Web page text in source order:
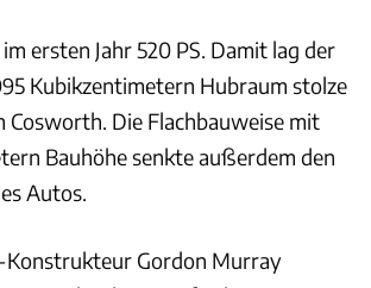
ersten Jahr 520 PS. Damit lag der
Kubikzentimetern Hubraum stolze
Cosworth. Die Flachbauweise mit
Bauhöhe senkte außerdem den
Autos.
Konstrukteur Gordon Murray